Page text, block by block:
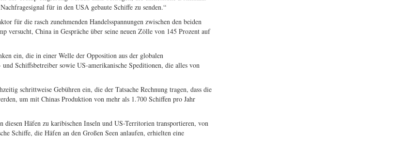
für in den USA gebaute Schiffe zu senden.“
für die rasch zunehmenden Handelsspannungen zwischen den beiden
versucht, China in Gespräche über seine neuen Zölle von 145 Prozent auf
ein, die in einer Welle der Opposition aus der globalen
Schiffsbetreiber sowie US-amerikanische Speditionen, die alles von
schrittweise Gebühren ein, die der Tatsache Rechnung tragen, dass die
um mit Chinas Produktion von mehr als 1.700 Schiffen pro Jahr
Häfen zu karibischen Inseln und US-Territorien transportieren, von
Schiffe, die Häfen an den Großen Seen anlaufen, erhielten eine